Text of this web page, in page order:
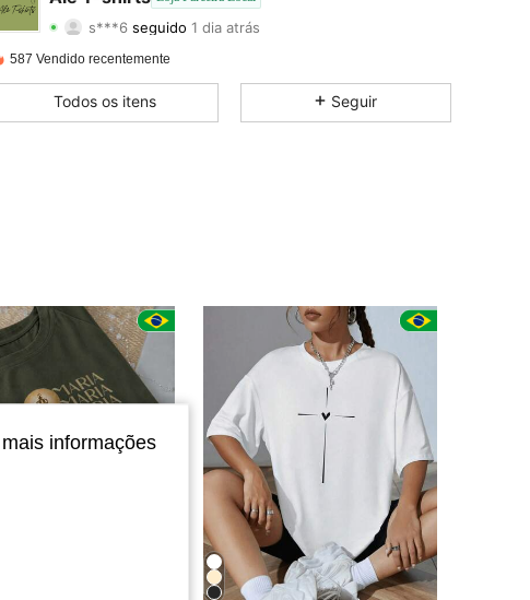
seguido1 dia atrás
4,52 Classificação 180Itens
4,52 180 143
143
587 Vendido recentemente
Todos os itens Seguir
informações